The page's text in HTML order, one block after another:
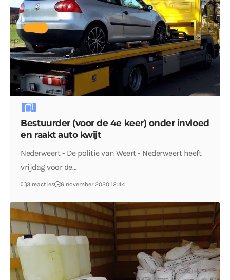
Bestuurder (voor de 4e keer) onder invloed
en raakt auto kwijt
Nederweert - De politie van Weert - Nederweert heeft
vrijdag voor de…
3 reacties 6 november 2020 12:44